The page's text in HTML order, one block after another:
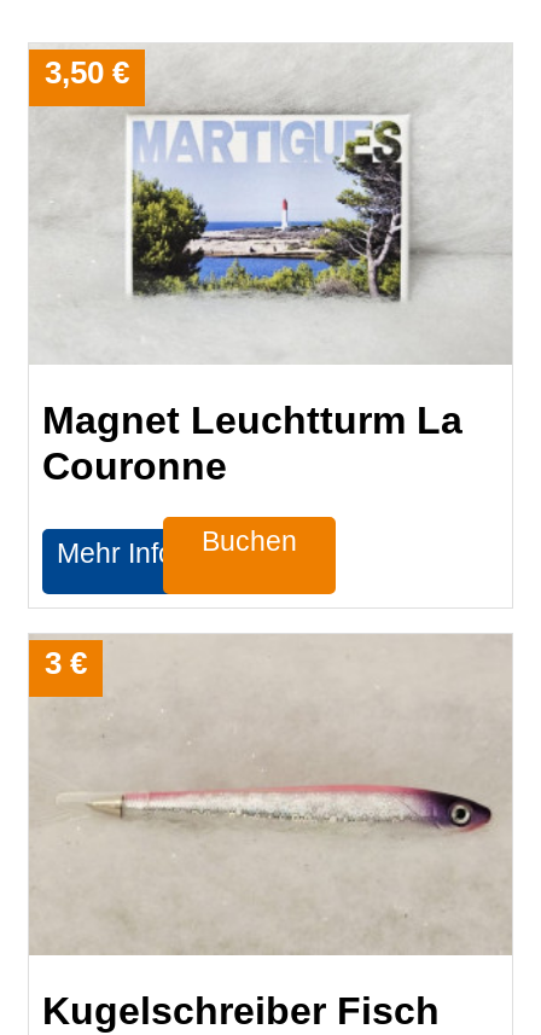
Magnet Leuchtturm La
Couronne
3,50 €
Mehr Infos Buchen
Kugelschreiber Fisch
3 €